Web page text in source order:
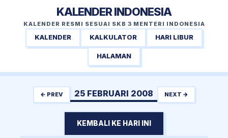
KALENDER INDONESIA
KALENDER RESMI SESUAI SKB 3 MENTERI INDONESIA
KALENDER KALKULATOR HARI LIBUR
HALAMAN
← PREV 25 FEBRUARI 2008 NEXT →
KEMBALI KE HARI INI